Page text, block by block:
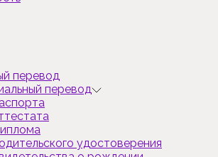
перевод
перевод
удостоверения